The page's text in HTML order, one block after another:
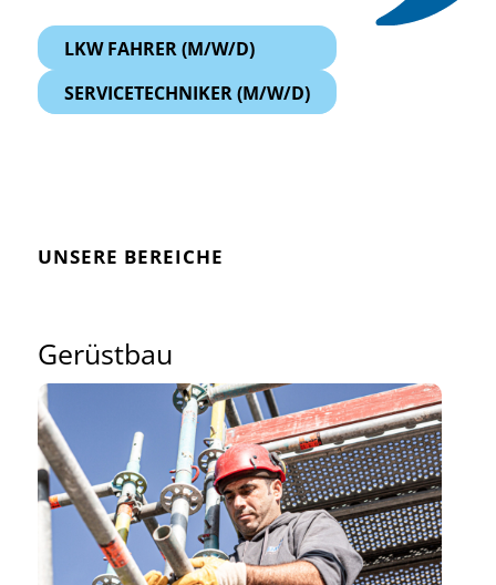
LKW FAHRER (M/W/D)
SERVICETECHNIKER (M/W/D)
UNSERE BEREICHE
Gerüstbau